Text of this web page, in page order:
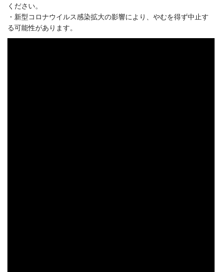
ください。
・新型コロナウイルス感染拡大の影響により、やむを得ず中止す
る可能性があります。